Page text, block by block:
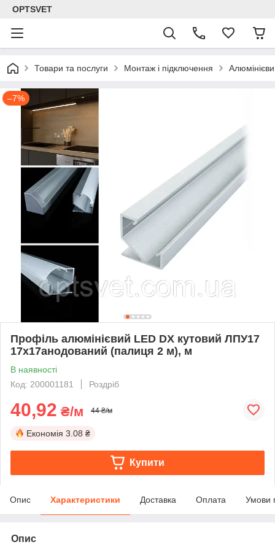
OPTSVET
Товари та послуги Монтаж і підключення
–7%
Профіль алюмінієвий LED DX кутовий ЛПУ17
17х17анодований (палиця 2 м), м
В наявності
Код: 200001181
Роздріб
40,92 ₴/м 44 ₴/м
Економія 3.08 ₴
Купити
Опис Характеристики Доставка Оплата Умови
Опис